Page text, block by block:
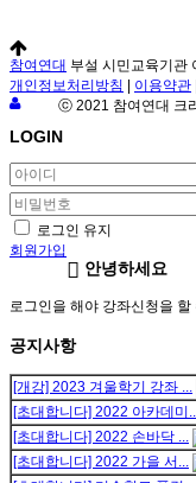
참여연대 부설 시민교육기관
개인정보처리방침
이용약관
ⓒ 2021 참여연대 크
LOGIN
로그인 유지
회원가입
안녕하세요
로그인을 해야 강좌신청을 할
공지사항
[개강] 2023 겨울학기 강좌 ...
[초대합니다] 2022 아카데미...
[초대합니다] 2022 손바닥 ...
[초대합니다] 2022 가을 서...